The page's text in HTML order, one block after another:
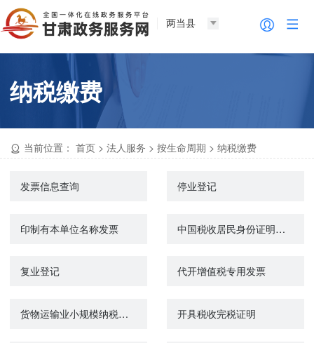
两当县
纳税缴费
当前位置： 首页 >法人服务 >按生命周期 >纳税缴费
发票信息查询 停业登记
印制有本单位名称发票 中国税收居民身份证明的开具
复业登记 代开增值税专用发票
货物运输业小规模纳税人异地代开增值税专用发票备案 开具税收完税证明